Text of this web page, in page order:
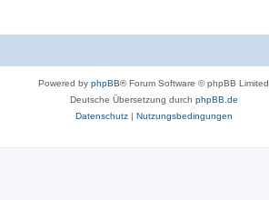
Powered by phpBB® Forum Software © phpBB Limited
Deutsche Übersetzung durch phpBB.de
Datenschutz| Nutzungsbedingungen